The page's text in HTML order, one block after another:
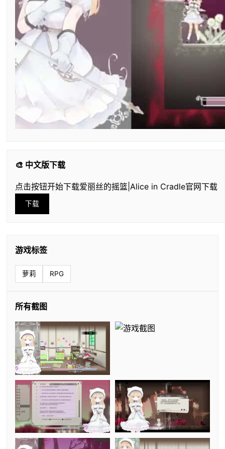
🎨 中文版下载
点击按钮开始下载爱丽丝的摇篮|Alice in Cradle官网下载
下载
游戏标签
萝莉 RPG
所有截图